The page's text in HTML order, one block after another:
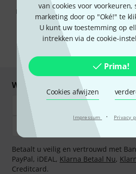
van cookies voor
marketing door op "Oké!" te
U kunt uw toestemming op
intrekken via de cookie-
Prima!
Cookies afwijzen
Impressum · Privacy
Door op "Registreer nu" te klikken, gaat u
van e-mailreclame. U kunt zich op elk
informatie over de nieuwsbrief
Winkel en betaal veilig
Betaalt u veilig en vertrouwd met
PayPal, iDEAL, Klarna Betaal Nu,
Creditcard.